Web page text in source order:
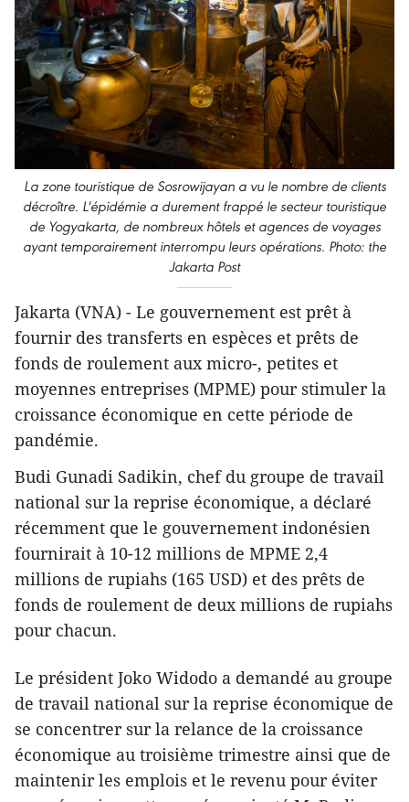
La zone touristique de Sosrowijayan a vu le nombre de clients
décroître. L'épidémie a durement frappé le secteur touristique
de Yogyakarta, de nombreux hôtels et agences de voyages
ayant temporairement interrompu leurs opérations. Photo: the
Jakarta Post
Jakarta (VNA) - Le gouvernement est prêt à
fournir des transferts en espèces et prêts de
fonds de roulement aux micro-, petites et
moyennes entreprises (MPME) pour stimuler la
croissance économique en cette période de
pandémie.
Budi Gunadi Sadikin, chef du groupe de travail
national sur la reprise économique, a déclaré
récemment que le gouvernement indonésien
fournirait à 10-12 millions de MPME 2,4
millions de rupiahs (165 USD) et des prêts de
fonds de roulement de deux millions de rupiahs
pour chacun.
Le président Joko Widodo a demandé au groupe
de travail national sur la reprise économique de
se concentrer sur la relance de la croissance
économique au troisième trimestre ainsi que de
maintenir les emplois et le revenu pour éviter